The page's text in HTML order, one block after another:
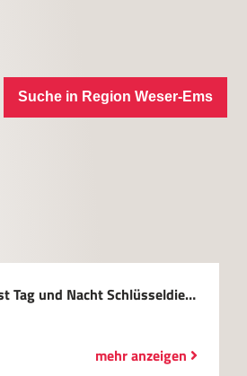
Suche in Region Weser-Ems
A.D.S. Schloßnotdienst Tag und Nacht Schlüsseldienst- und Schlüsselnotdienst GmbH
mehr anzeigen